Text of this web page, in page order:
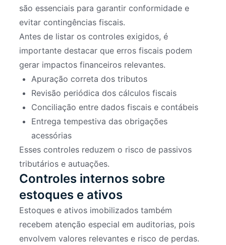
são essenciais para garantir conformidade e
evitar contingências fiscais.
Antes de listar os controles exigidos, é
importante destacar que erros fiscais podem
gerar impactos financeiros relevantes.
Apuração correta dos tributos
Revisão periódica dos cálculos fiscais
Conciliação entre dados fiscais e contábeis
Entrega tempestiva das obrigações
acessórias
Esses controles reduzem o risco de passivos
tributários e autuações.
Controles internos sobre
estoques e ativos
Estoques e ativos imobilizados também
recebem atenção especial em auditorias, pois
envolvem valores relevantes e risco de perdas.